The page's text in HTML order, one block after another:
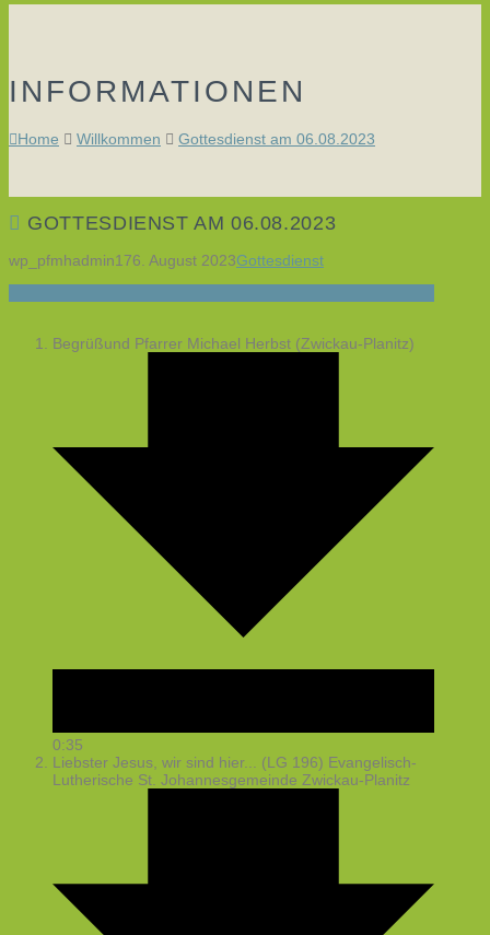
INFORMATIONEN
Home Willkommen Gottesdienst am 06.08.2023
GOTTESDIENST AM 06.08.2023
wp_pfmhadmin176. August 2023Gottesdienst
Begrüßund Pfarrer Michael Herbst (Zwickau-Planitz)
0:35
Liebster Jesus, wir sind hier... (LG 196) Evangelisch-
Lutherische St. Johannesgemeinde Zwickau-Planitz